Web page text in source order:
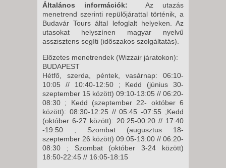
Általános információk:Az utazás
menetrend szerinti repülőjárattal történik, a
Budavár Tours által lefoglalt helyeken. Az
utasokat helyszínen magyar nyelvű
asszisztens segíti (időszakos szolgáltatás).
Előzetes menetrendek (Wizzair járatokon):
BUDAPEST
Hétfő, szerda, péntek, vasárnap: 06:10-
10:05 // 10:40-12:50 ; Kedd (június 30-
szeptember 15 között) 09:10-13:05 // 06:20-
08:30 ; Kedd (szeptember 22- október 6
között): 08:30-12:25 // 05:45 -07:55 ;Kedd
(október 6-27 között): 20:25-00:20 // 17:40
-19:50 ; Szombat (augusztus 18-
szeptember 26 között) 09:05-13:00 // 06:20-
08:30 ; Szombat (október 3-24 között)
18:50-22:45 // 16:05-18:15